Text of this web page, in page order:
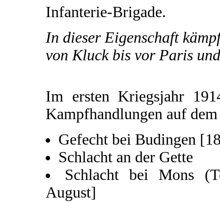
Infanterie-Brigade.
In dieser Eigenschaft
von Kluck bis vor Paris
Im ersten Kriegsjahr
Kampfhandlungen auf
Gefecht bei Budingen
Schlacht an der Gette
Schlacht bei Mons
August]